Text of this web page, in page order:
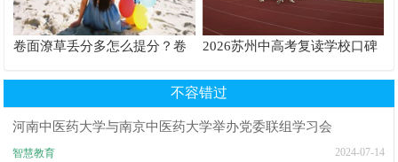
卷面潦草丢分多怎么提分？卷
2026苏州中高考复读学校口碑
不容错过
河南中医药大学与南京中医药大学举办党委联组学习会
智慧教育 2024-07-14